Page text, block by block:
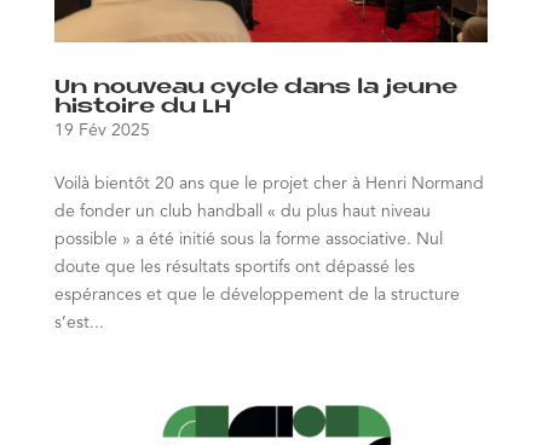
Un nouveau cycle dans la jeune
histoire du LH
19 Fév 2025
Voilà bientôt 20 ans que le projet cher à Henri Normand
de fonder un club handball « du plus haut niveau
possible » a été initié sous la forme associative. Nul
doute que les résultats sportifs ont dépassé les
espérances et que le développement de la structure
s’est...